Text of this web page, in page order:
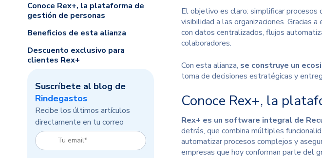
Conoce Rex+, la plataforma de
gestión de personas
Beneficios de esta alianza
Descuento exclusivo para
clientes Rex+
Suscríbete al blog de
Rindegastos
Recibe los últimos artículos
directamente en tu correo
El objetivo es claro: simplificar procesos
visibilidad a las organizaciones. Gracias
con datos centralizados, flujos
colaboradores.
Con esta alianza, se construye un
toma de decisiones estratégicas y
Conoce Rex+, la
Rex+ es un software integral de
detrás, que combina múltiples
automatizar procesos complejos y
empresas que hoy conforman parte del